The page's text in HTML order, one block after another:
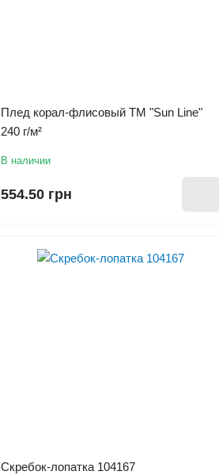
Плед корал-флисовый ТМ "Sun Line"
240 г/м²
В наличии
554.50 грн
Скребок-лопатка 104167